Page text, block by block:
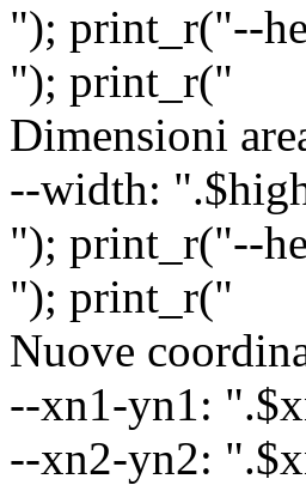
"); print_r("--
"); print_r("
Dimensioni
--width:
"); print_r("--
"); print_r("
Nuove
--xn1-yn1:
--xn2-yn2: